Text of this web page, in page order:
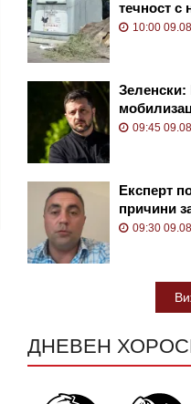
течност с
тормози
10:00
Зеленски:
09:45
Експерт
причини
Кардам
09:30
ДНЕВЕН